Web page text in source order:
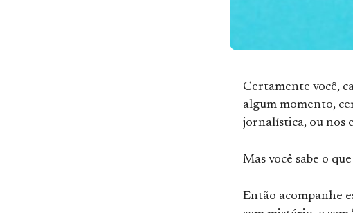
Certamente você,
algum momento,
jornalística, ou nos
Mas você sabe o
Então acompanhe